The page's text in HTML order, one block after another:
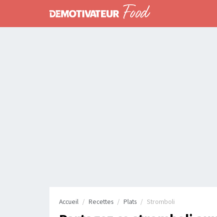
Accueil Recettes Plats Stromboli